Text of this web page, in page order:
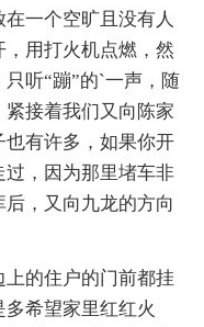
一个空旷且没有人
用打火机点燃，然
听“蹦”的`一声，随
接着我们又向陈家
有许多，如果你开
，因为那里堵车非
，又向九龙的方向
的住户的门前都挂
希望家里红红火